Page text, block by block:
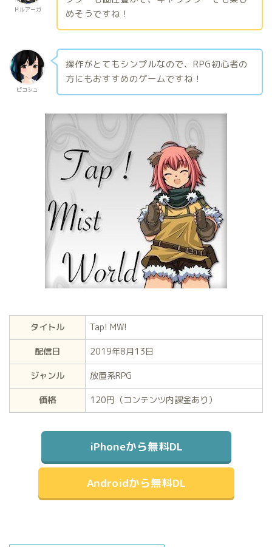
ドルアーガ
めそうですね！
ピコシュ
操作がとてもシンプルなので、RPG初心者の
方にもおすすめのゲームですね！
タイトル
Tap! MW!
配信日
2019年8月13日
ジャンル
放置系RPG
価格
120円（コンテンツ内課金あり）
iPhoneから無料DL
Androidから無料DL